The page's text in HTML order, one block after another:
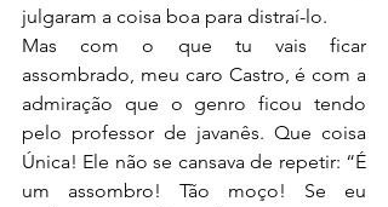
julgaram a coisa boa para distraí-lo.
Mas com o que tu vais ficar
assombrado, meu caro Castro, é com a
admiração que o genro ficou tendo
pelo professor de javanês. Que coisa
Única! Ele não se cansava de repetir: “É
um assombro! Tão moço! Se eu